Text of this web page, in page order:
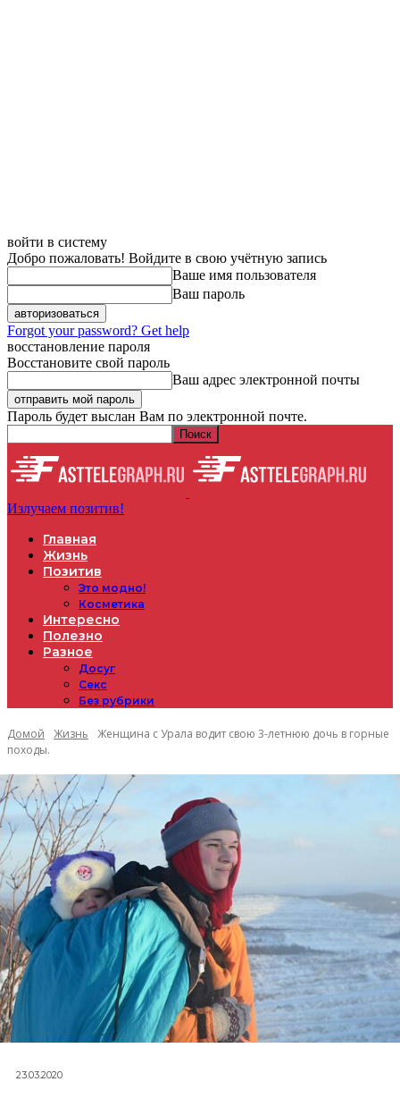
войти в систему
Добро пожаловать! Войдите в свою учётную запись
Ваше имя пользователя
Ваш пароль
Forgot your password? Get help
восстановление пароля
Восстановите свой пароль
Ваш адрес электронной почты
Пароль будет выслан Вам по электронной почте.
Излучаем позитив!
Главная
Жизнь
Позитив
Это модно!
Косметика
Интересно
Полезно
Разное
Досуг
Секс
Без рубрики
Домой Жизнь
Женщина с Урала водит свою 3-летнюю дочь в горные
походы.
23.03.2020